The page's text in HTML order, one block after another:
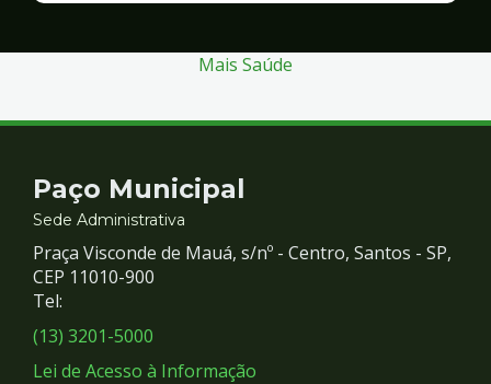
Segurança
Mais Saúde
Contato
e
Redes
Sociais
Paço Municipal
Sede Administrativa
Praça Visconde de Mauá, s/nº - Centro, Santos - SP,
CEP 11010-900
Tel:
(13) 3201-5000
Lei de Acesso à Informação